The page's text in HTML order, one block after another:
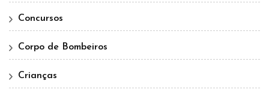
Concursos
Corpo de Bombeiros
Crianças